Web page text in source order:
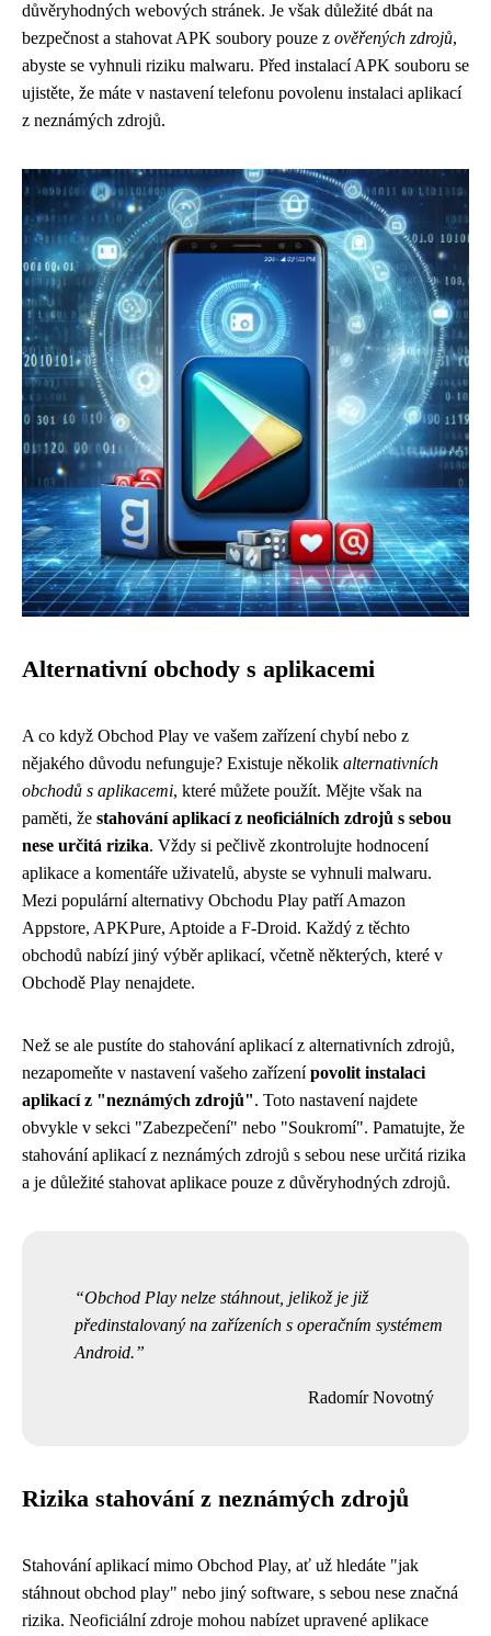
důvěryhodných webových stránek. Je však důležité dbát na
bezpečnost a stahovat APK soubory pouze z ověřených zdrojů,
abyste se vyhnuli riziku malwaru. Před instalací APK souboru se
ujistěte, že máte v nastavení telefonu povolenu instalaci aplikací
z neznámých zdrojů.
Alternativní obchody s aplikacemi
A co když Obchod Play ve vašem zařízení chybí nebo z
nějakého důvodu nefunguje? Existuje několik alternativních
obchodů s aplikacemi, které můžete použít. Mějte však na
paměti, že stahování aplikací z neoficiálních zdrojů s sebou
nese určitá rizika. Vždy si pečlivě zkontrolujte hodnocení
aplikace a komentáře uživatelů, abyste se vyhnuli malwaru.
Mezi populární alternativy Obchodu Play patří Amazon
Appstore, APKPure, Aptoide a F-Droid. Každý z těchto
obchodů nabízí jiný výběr aplikací, včetně některých, které v
Obchodě Play nenajdete.
Než se ale pustíte do stahování aplikací z alternativních zdrojů,
nezapomeňte v nastavení vašeho zařízenípovolit instalaci
aplikací z "neznámých zdrojů". Toto nastavení najdete
obvykle v sekci "Zabezpečení" nebo "Soukromí". Pamatujte, že
stahování aplikací z neznámých zdrojů s sebou nese určitá rizika
a je důležité stahovat aplikace pouze z důvěryhodných zdrojů.
Obchod Play nelze stáhnout, jelikož je již
předinstalovaný na zařízeních s operačním systémem
Android.
Radomír Novotný
Rizika stahování z neznámých zdrojů
Stahování aplikací mimo Obchod Play, ať už hledáte "jak
stáhnout obchod play" nebo jiný software, s sebou nese značná
rizika. Neoficiální zdroje mohou nabízet upravené aplikace